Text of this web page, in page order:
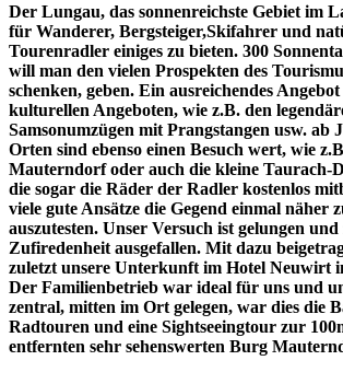
Der Lungau, das sonnenreichste Gebiet im
für Wanderer, Bergsteiger,Skifahrer und
Tourenradler einiges zu bieten. 300
will man den vielen Prospekten des
schenken, geben. Ein ausreichendes
kulturellen Angeboten, wie z.B. den
Samsonumzügen mit Prangstangen usw. ab
Orten sind ebenso einen Besuch wert, wie
Mauterndorf oder auch die kleine Taurach-
die sogar die Räder der Radler kostenlos
viele gute Ansätze die Gegend einmal näher
auszutesten. Unser Versuch ist gelungen und
Zufiredenheit ausgefallen. Mit dazu
zuletzt unsere Unterkunft im Hotel Neuwirt
Der Familienbetrieb war ideal für uns und
zentral, mitten im Ort gelegen, war dies die
Radtouren und eine Sightseeingtour zur
entfernten sehr sehenswerten Burg